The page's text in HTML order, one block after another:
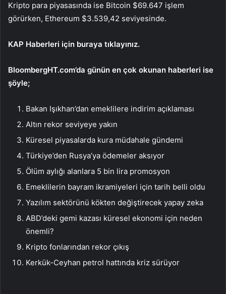
Kripto para piyasasında ise Bitcoin $69.647 işlem
görürken, Ethereum $3.539,42 seviyesinde.
KAP Haberleri için buraya tıklayınız.
BloombergHT.com’da günün en çok okunan haberleri ise
şöyle;
Bakan Işıkhan’dan emeklilere indirim açıklaması
Altın rekor seviyeye yakın
Küresel piyasalarda kura müdahale gündemi
Türkiye’den Rusya’ya ödemeler aksıyor
Ölüm aylığı alanlara 5 bin lira promosyon
Emeklilerin bayram ikramiyeleri için tarih belli oldu
Yazılım sektörünü kökten değiştirecek yapay zeka
ABD’deki gemi kazası küresel ekonomi için neden
önemli?
Kripto fonlarından rekor çıkış
Kerkük-Ceyhan petrol hattında kriz sürüyor